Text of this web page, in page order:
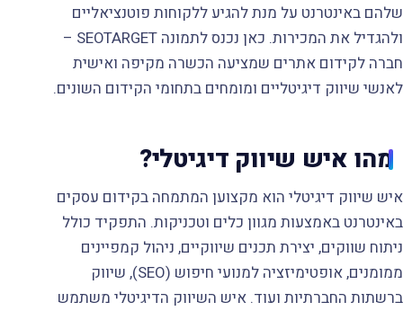
שלהם באינטרנט על מנת להגיע ללקוחות פוטנציאליים
ולהגדיל את המכירות. כאן נכנס לתמונה SEOTARGET –
חברה לקידום אתרים שמציעה הכשרה מקיפה ואישית
לאנשי שיווק דיגיטליים ומומחים בתחומי הקידום השונים.
מהו איש שיווק דיגיטלי?
איש שיווק דיגיטלי הוא מקצוען המתמחה בקידום עסקים
באינטרנט באמצעות מגוון כלים וטכניקות. התפקיד כולל
ניתוח שווקים, יצירת תכנים שיווקיים, ניהול קמפיינים
ממומנים, אופטימיזציה למנועי חיפוש (SEO), שיווק
ברשתות החברתיות ועוד. איש השיווק הדיגיטלי משתמש